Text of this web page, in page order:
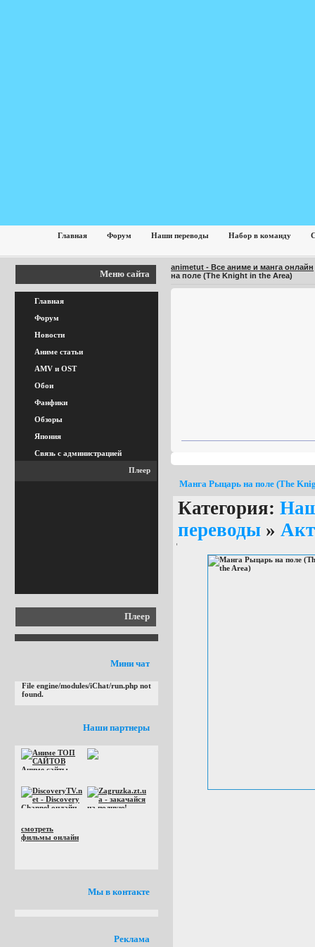
Главная Форум Наши переводы Набор в команду
Меню сайта
Главная
Форум
Новости
Аниме статьи
AMV и OST
Обои
Фанфики
Обзоры
Япония
Связь с администрацией
Плеер
Плеер
Мини чат
File engine/modules/iChat/run.php not
found.
Наши партнеры
смотреть
фильмы онлайн
Мы в контакте
Реклама
animetut - Все аниме и манга онлайн
на поле (The Knight in the Area)
Манга Рыцарь на поле (The
Категория:
переводы »